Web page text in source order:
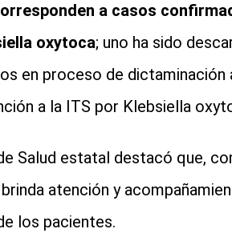
a casos
oxytoca; uno ha sido
en proceso de
a la ITS por Klebsiella
Salud estatal destacó que,
atención y
los pacientes.